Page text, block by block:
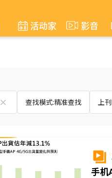
活动家 影音
查找模式:精准查找 上
手机